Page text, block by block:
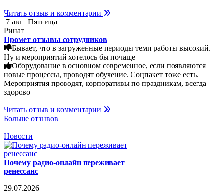
Читать отзыв и комментарии
7 авг | Пятница
Ринат
Промет отзывы сотрудников
Бывает, что в загруженные периоды темп работы высокий.
Ну и мероприятий хотелось бы почаще
Оборудование в основном современное, если появляются
новые процессы, проводят обучение. Соцпакет тоже есть.
Мероприятия проводят, корпоративы по праздникам, всегда
здорово
Читать отзыв и комментарии
Больше отзывов
Новости
Почему радио-онлайн переживает
ренессанс
29.07.2026